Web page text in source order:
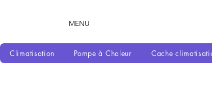
MENU
Climatisation
Pompe à Chaleur Cache